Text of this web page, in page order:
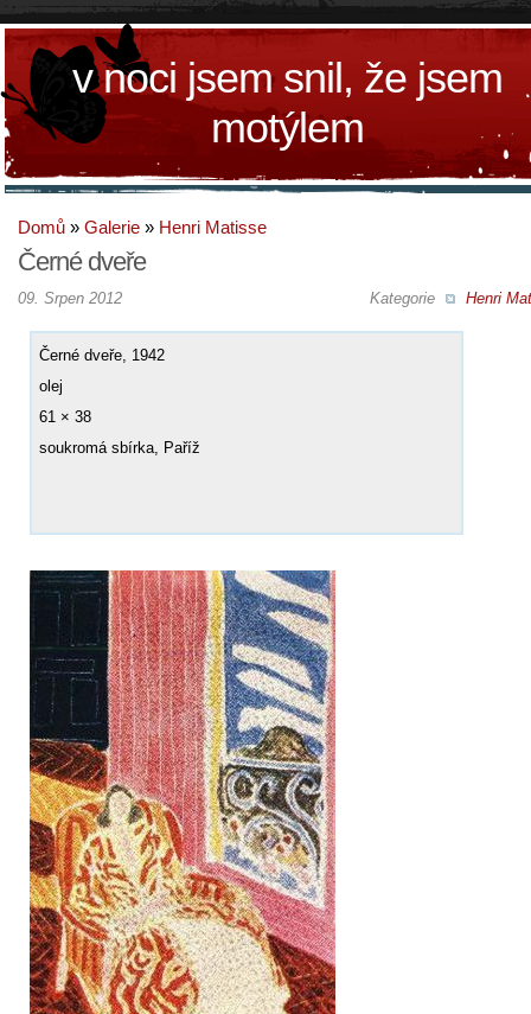
v noci jsem snil, že jsem
motýlem
Domů » Galerie » Henri Matisse
Černé dveře
Kategorie Henri
09. Srpen 2012
Černé dveře, 1942
olej
61 × 38
soukromá sbírka, Paříž